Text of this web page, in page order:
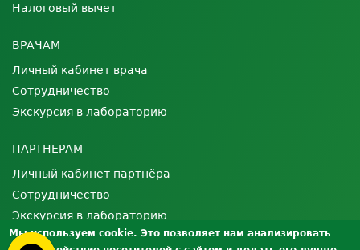
Налоговый вычет
ВРАЧАМ
Личный кабинет врача
Сотрудничество
Экскурсия в лабораторию
ПАРТНЕРАМ
Личный кабинет партнёра
Сотрудничество
Экскурсия в лабораторию
Мы используем cookie. Это позволяет нам анализировать